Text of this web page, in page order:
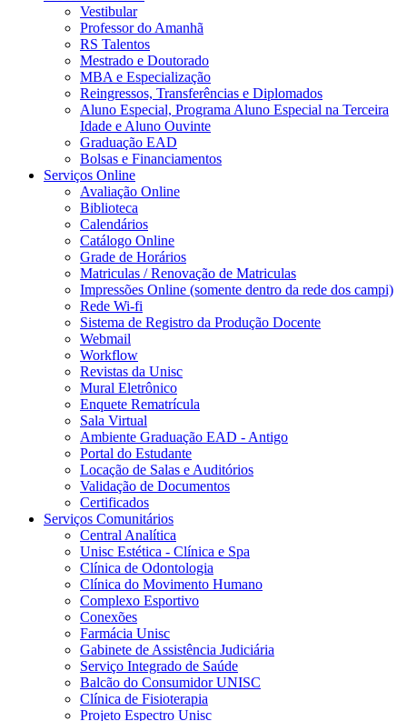
Vestibular
Professor do Amanhã
RS Talentos
Mestrado e Doutorado
MBA e Especialização
Reingressos, Transferências e Diplomados
Aluno Especial, Programa Aluno Especial na Terceira
Idade e Aluno Ouvinte
Graduação EAD
Bolsas e Financiamentos
Serviços Online
Avaliação Online
Biblioteca
Calendários
Catálogo Online
Grade de Horários
Matriculas / Renovação de Matriculas
Impressões Online (somente dentro da rede dos campi)
Rede Wi-fi
Sistema de Registro da Produção Docente
Webmail
Workflow
Revistas da Unisc
Mural Eletrônico
Enquete Rematrícula
Sala Virtual
Ambiente Graduação EAD - Antigo
Portal do Estudante
Locação de Salas e Auditórios
Validação de Documentos
Certificados
Serviços Comunitários
Central Analítica
Unisc Estética - Clínica e Spa
Clínica de Odontologia
Clínica do Movimento Humano
Complexo Esportivo
Conexões
Farmácia Unisc
Gabinete de Assistência Judiciária
Serviço Integrado de Saúde
Balcão do Consumidor UNISC
Clínica de Fisioterapia
Projeto Espectro Unisc